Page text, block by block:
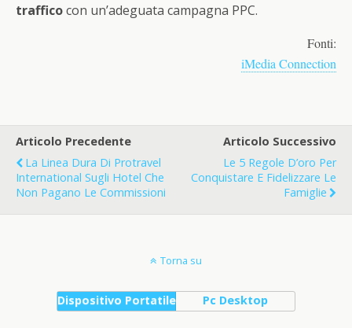
trafficocon un’adeguata campagna PPC.
Fonti:
iMedia Connection
Articolo Precedente
La Linea Dura Di Protravel
International Sugli Hotel Che
Non Pagano Le Commissioni
Articolo Successivo
Le 5 Regole D’oro Per
Conquistare E Fidelizzare Le
Famiglie
Torna su
Dispositivo Portatile Pc Desktop